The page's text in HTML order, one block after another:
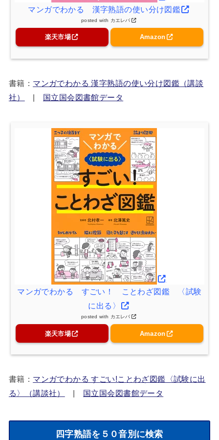
マンガでわかる 漢字熟語の使い分け図鑑
posted with カエレバ
楽天市場 Amazon
書籍： マンガでわかる 漢字熟語の使い分け図鑑（講談
社）
| 国立国会図書館データ
マンガでわかる すごい！ ことわざ図鑑 〈試験
に出る〉
posted with カエレバ
楽天市場 Amazon
書籍： マンガでわかる すごい!ことわざ図鑑〈試験に出
る〉（講談社）
| 国立国会図書館データ
四字熟語を５０音別に検索